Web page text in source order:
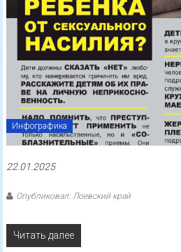
Инфографика
22.01.2025
Опубликовал: Лоевский край
Читать далее